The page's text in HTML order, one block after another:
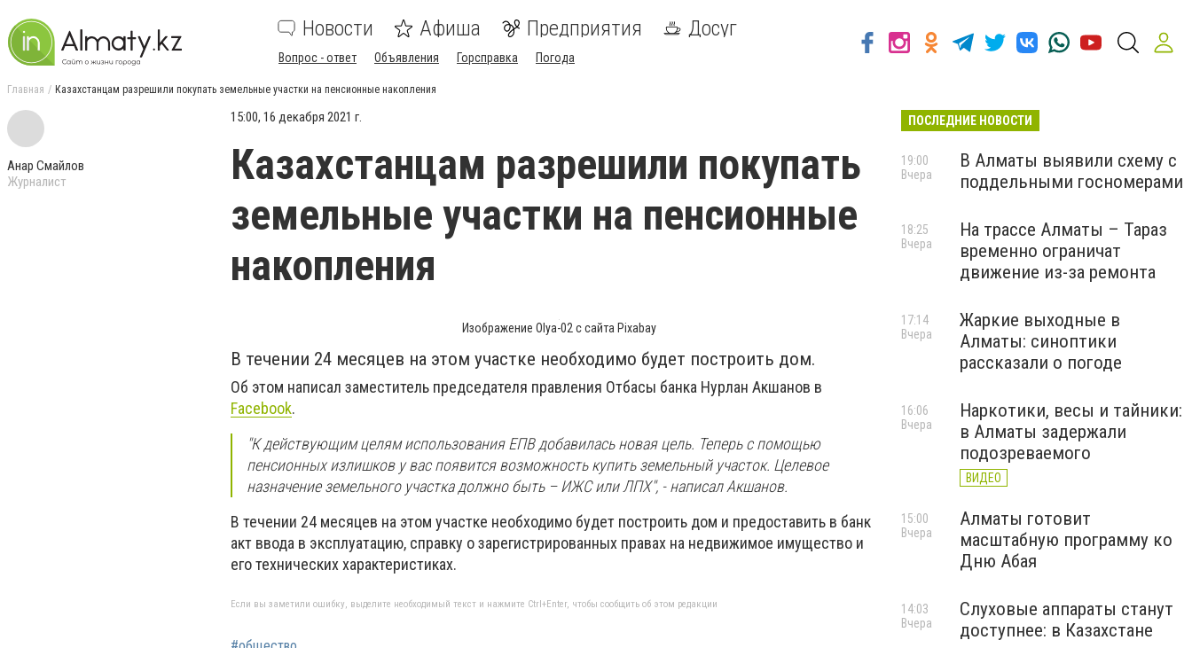
Новости Афиша Предприятия Досуг
Вопрос - ответ Объявления Горсправка Погода
Главная Казахстанцам разрешили покупать земельные участки на пенсионные накопления
Анар Смайлов
Журналист
15:00, 16 декабря 2021 г.
Казахстанцам разрешили покупать
земельные участки на пенсионные
накопления
Изображение Olya-02 с сайта Pixabay
В течении 24 месяцев на этом участке необходимо будет построить дом.
Об этом написал заместитель председателя правления Отбасы банка Нурлан Акшанов в
Facebook.
"К действующим целям использования ЕПВ добавилась новая цель. Теперь с помощью
пенсионных излишков у вас появится возможность купить земельный участок. Целевое
назначение земельного участка должно быть – ИЖС или ЛПХ", - написал Акшанов.
В течении 24 месяцев на этом участке необходимо будет построить дом и предоставить в банк
акт ввода в эксплуатацию, справку о зарегистрированных правах на недвижимое имущество и
его технических характеристиках.
Если вы заметили ошибку, выделите необходимый текст и нажмите Ctrl+Enter, чтобы сообщить об этом редакции
ПОСЛЕДНИЕ НОВОСТИ
В Алматы выявили схему с
поддельными госномерами
19:00
Вчера
На трассе Алматы – Тараз
временно ограничат
движение из-за ремонта
18:25
Вчера
Жаркие выходные в
Алматы: синоптики
рассказали о погоде
17:14
Вчера
Наркотики, весы и тайники:
в Алматы задержали
подозреваемого
ВИДЕО
16:06
Вчера
Алматы готовит
масштабную программу ко
Дню Абая
15:00
Вчера
Слуховые аппараты станут
доступнее: в Казахстане
14:03
Вчера